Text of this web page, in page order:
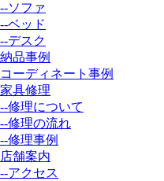
--ソファ
--ベッド
--デスク
納品事例
コーディネート事例
家具修理
--修理について
--修理の流れ
--修理事例
店舗案内
--アクセス